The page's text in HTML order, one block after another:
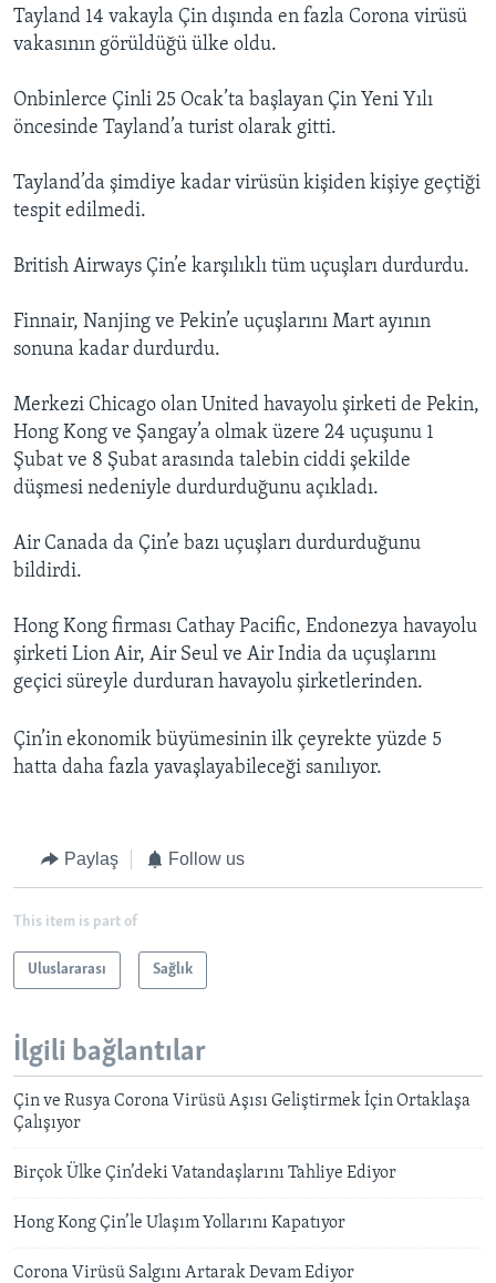
Tayland 14 vakayla Çin dışında en fazla Corona virüsü
vakasının görüldüğü ülke oldu.
Onbinlerce Çinli 25 Ocak’ta başlayan Çin Yeni Yılı
öncesinde Tayland’a turist olarak gitti.
Tayland’da şimdiye kadar virüsün kişiden kişiye geçtiği
tespit edilmedi.
British Airways Çin’e karşılıklı tüm uçuşları durdurdu.
Finnair, Nanjing ve Pekin’e uçuşlarını Mart ayının
sonuna kadar durdurdu.
Merkezi Chicago olan United havayolu şirketi de Pekin,
Hong Kong ve Şangay’a olmak üzere 24 uçuşunu 1
Şubat ve 8 Şubat arasında talebin ciddi şekilde
düşmesi nedeniyle durdurduğunu açıkladı.
Air Canada da Çin’e bazı uçuşları durdurduğunu
bildirdi.
Hong Kong firması Cathay Pacific, Endonezya havayolu
şirketi Lion Air, Air Seul ve Air India da uçuşlarını
geçici süreyle durduran havayolu şirketlerinden.
Çin’in ekonomik büyümesinin ilk çeyrekte yüzde 5
hatta daha fazla yavaşlayabileceği sanılıyor.
Paylaş Follow us
This item is part of
Uluslararası Sağlık
İlgili bağlantılar
Çin ve Rusya Corona Virüsü Aşısı Geliştirmek İçin Ortaklaşa
Çalışıyor
Birçok Ülke Çin’deki Vatandaşlarını Tahliye Ediyor
Hong Kong Çin’le Ulaşım Yollarını Kapatıyor
Corona Virüsü Salgını Artarak Devam Ediyor